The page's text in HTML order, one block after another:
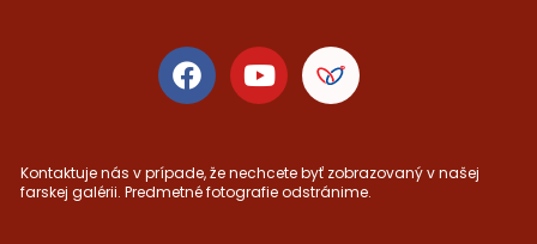
Kontaktuje nás v prípade, že nechcete byť zobrazovaný v našej
farskej galérii. Predmetné fotografie odstránime.